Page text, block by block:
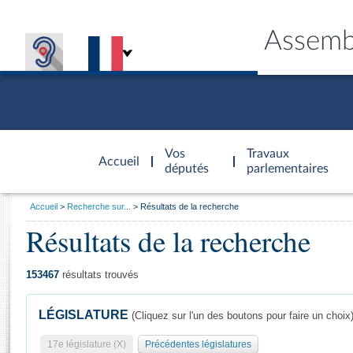
Accueil
d'accueil
Vos
députés
Travaux
parlementaires
Général
Vous
Accueil Recherche sur... Résultats de la recherche
Résultats de la recherche
153467 résultats trouvés
LÉGISLATURE (Cliquez sur l'un des boutons pour faire un choix)
17e législature (X) Précédentes législatures